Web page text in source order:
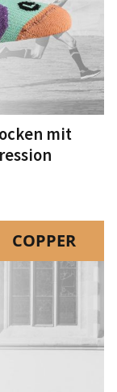
mit
COPPER